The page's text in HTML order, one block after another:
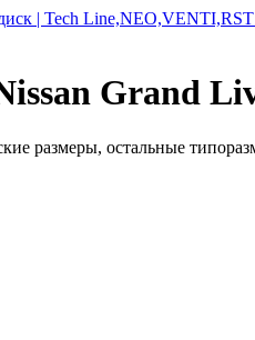
Grand
размеры, остальные